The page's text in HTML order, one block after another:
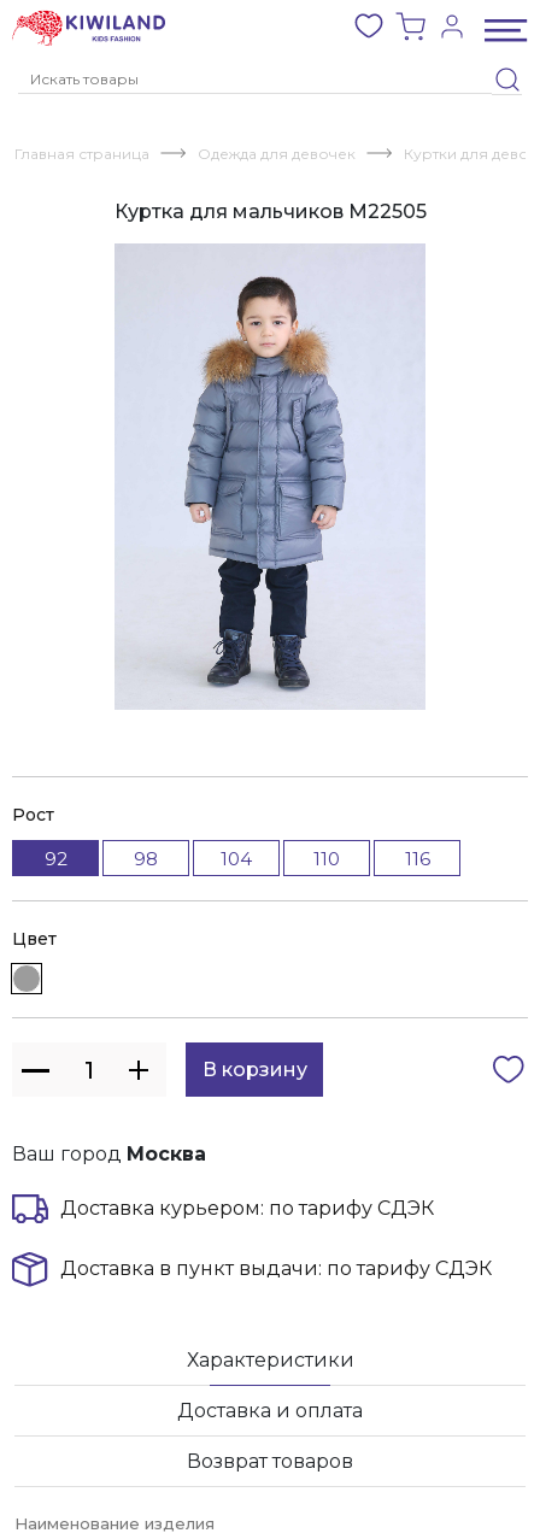
Главная страница Одежда для девочек Куртки для
Куртка для мальчиков M22505
Рост
92 98 104 110 116
Цвет
Ваш город Москва
Доставка курьером: по тарифу СДЭК
Доставка в пункт выдачи: по тарифу СДЭК
Характеристики
Доставка и оплата
Возврат товаров
Наименование изделия